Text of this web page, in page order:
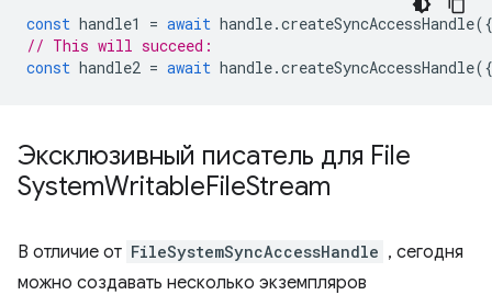
const handle1 = await handle.createSyncAccessHandle({
// This will succeed:
const handle2 = await handle.createSyncAccessHandle({
Эксклюзивный писатель для File
SystemWritableFileStream
В отличие от FileSystemSyncAccessHandle , сегодня
можно создавать несколько экземпляров